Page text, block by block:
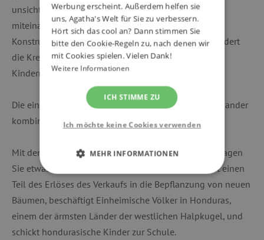
unsichtbarer Magnet, dank dem sich die Einzelteile
miteinander verbinden lassen und so interessante
Konstruktionen entstehen können. Der Baukasten fördert
die Kreativität, Vorstellungskraft und Feinmotorik bei
Kindern.
Die einzelnen magnetischen Baukästen sind untereinander
kombinierbar.
Mit dem Kauf eines magnetischen Baukasten Tegu tragen
Sie etwas für einen guten Zweck bei. Tegu investiert einen
Teil des Erlöses des Verkaufs in die Bepflanzung von neuen
Bäumen, beschäftigt Einheimische Völker in Honduras,
einem der ärmsten Länder der westlichen Halpkugel, und
schickt hondurasische Kinder zur Schule.
Werbung erscheint. Außerdem helfen sie
uns, Agatha's Welt für Sie zu verbessern.
Hört sich das cool an? Dann stimmen Sie
bitte den Cookie-Regeln zu, nach denen wir
mit Cookies spielen. Vielen Dank!
Weitere Informationen
ICH STIMME ZU
Ich möchte keine Cookies verwenden
MEHR INFORMATIONEN
UNBEDINGT ERFORDERLICH
PERFORMANCE
TARGETING